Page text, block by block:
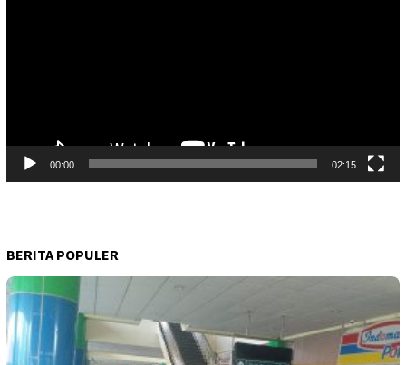
00:00 02:15
BERITA POPULER